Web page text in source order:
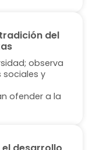
del
observa
sociales y
ofender a la